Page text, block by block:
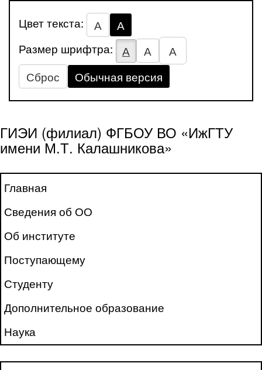
Цвет текста: А
А
Размер шрифтра:
А А
А
Сброс
Обычная версия
ГИЭИ (филиал) ФГБОУ ВО «ИжГТУ
имени М.Т. Калашникова»
Главная
Сведения об ОО
Об институте
Поступающему
Студенту
Дополнительное образование
Наука